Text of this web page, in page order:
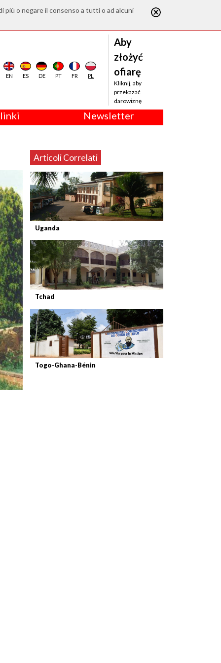
più o negare il consenso a tutti o ad alcuni
EN ES DE PT FR PL
Aby
złożyć
ofiarę
Kliknij, aby
przekazać
darowiznę
Newsletter
Articoli Correlati
Uganda
Tchad
Togo-Ghana-Bénin